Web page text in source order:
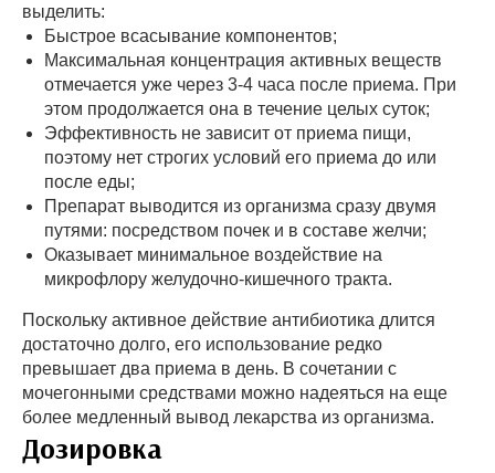
выделить:
Быстрое всасывание компонентов;
Максимальная концентрация активных веществ
отмечается уже через 3-4 часа после приема. При
этом продолжается она в течение целых суток;
Эффективность не зависит от приема пищи,
поэтому нет строгих условий его приема до или
после еды;
Препарат выводится из организма сразу двумя
путями: посредством почек и в составе желчи;
Оказывает минимальное воздействие на
микрофлору желудочно-кишечного тракта.
Поскольку активное действие антибиотика длится
достаточно долго, его использование редко
превышает два приема в день. В сочетании с
мочегонными средствами можно надеяться на еще
более медленный вывод лекарства из организма.
Дозировка